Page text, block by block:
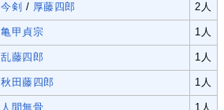
今剣 / 厚藤四郎 2人
亀甲貞宗 1人
乱藤四郎 1人
秋田藤四郎 1人
人間無骨 1人